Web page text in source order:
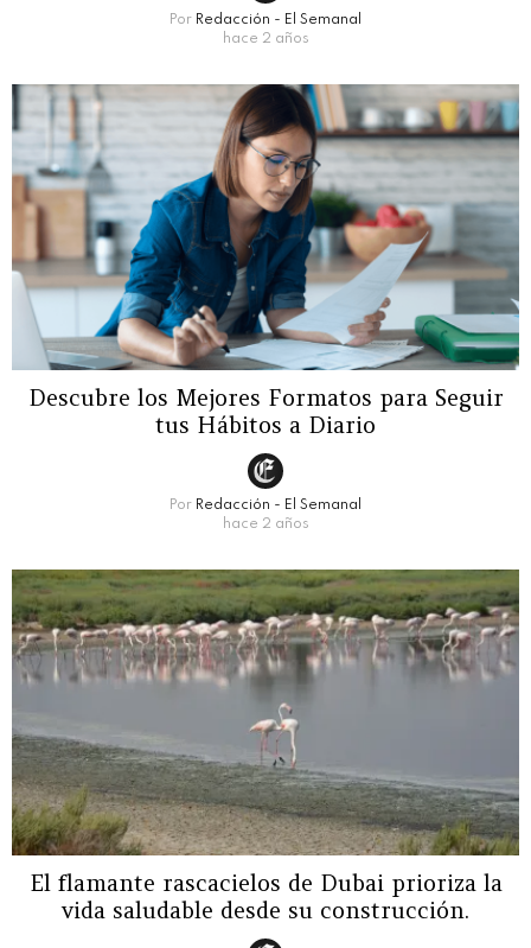
Por Redacción - El Semanal
hace 2 años
Descubre los Mejores Formatos para Seguir
tus Hábitos a Diario
Por Redacción - El Semanal
hace 2 años
El flamante rascacielos de Dubai prioriza la
vida saludable desde su construcción.